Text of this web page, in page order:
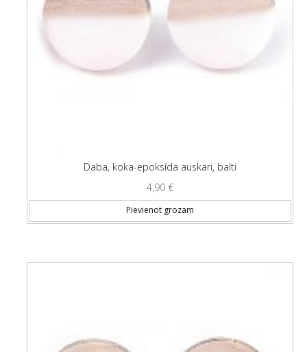
Daba, koka-epoksīda auskari, balti
4,90 €
Pievienot grozam